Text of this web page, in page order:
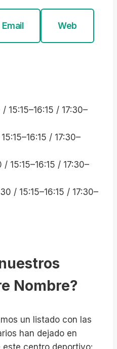
Email Web
15:15–16:15 / 17:30–
/ 17:30–
15:15–16:15 / 17:30–
/ 15:15–16:15 / 17:30–
Nombre?
un listado con las
han dejado en